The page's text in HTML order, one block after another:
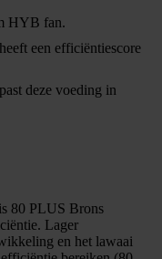
HYB fan.
een efficiëntiescore
deze voeding in
80 PLUS Brons
Lager
en het lawaai